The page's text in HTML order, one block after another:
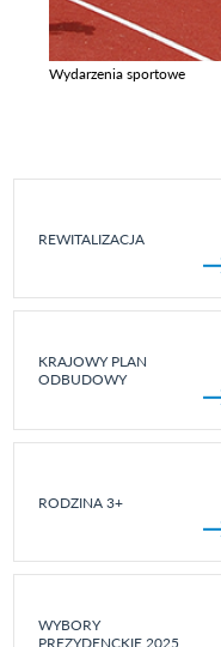
Wydarzenia sportowe
REWITALIZACJA
KRAJOWY PLAN
ODBUDOWY
RODZINA 3+
WYBORY
PREZYDENCKIE 2025